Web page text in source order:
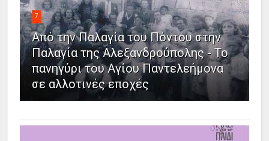
7
Από την Παλαγία του Πόντου στην
Παλαγία της Αλεξανδρούπολης - Το
πανηγύρι του Αγίου Παντελεήμονα
σε αλλοτινές εποχές